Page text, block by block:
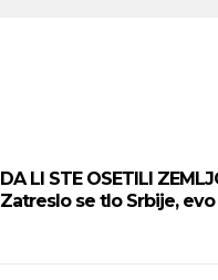
DA LI STE OSETILI
Zatreslo se tlo Srbije,